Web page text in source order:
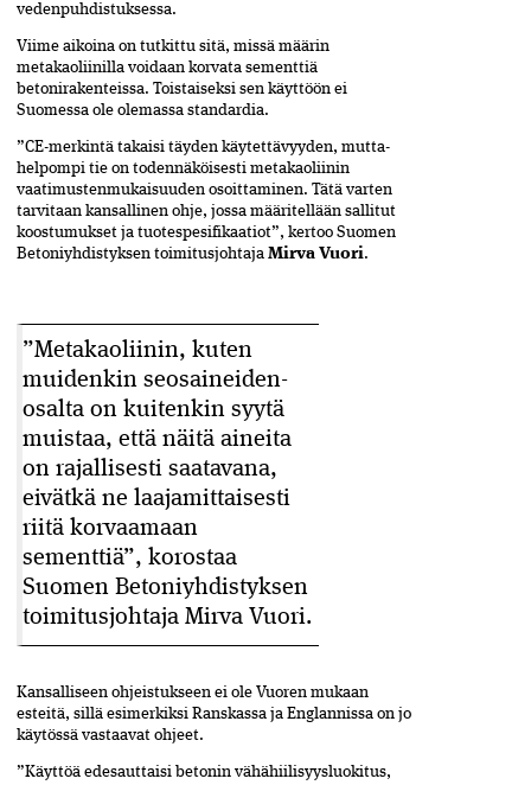
vedenpuhdistuksessa.
Viime aikoina on tutkittu sitä, missä määrin
metakaoliinilla voidaan korvata sementtiä
betonirakenteissa. Toistaiseksi sen käyttöön ei
Suomessa ole olemassa standardia.
”CE-merkintä takaisi täyden käytettävyyden, mutta­­­
helpompi tie on todennäköisesti metakaolii­nin
vaatimustenmukaisuuden osoittaminen. Tätä varten
tarvitaan kansallinen ohje, jossa määritellään sallitut
koostumukset ja tuotespesifikaatiot”, kertoo Suomen
Betoniyhdistyksen toimitusjohtaja Mirva Vuori.
”Metakaoliinin, kuten
muidenkin seos­aineiden­
osalta on kuitenkin syytä
muistaa, että näitä aineita
on rajallisesti­ saatavana,
eivätkä ne laajamittaisesti
riitä­ korvaamaan
sementtiä”, korostaa
Suomen Betoniyhdistyksen
toimitusjohtaja Mirva Vuori.
Kansalliseen ohjeistukseen ei ole Vuoren mukaan
esteitä, sillä esimerkiksi Ranskassa ja Englannissa on jo
käytössä vastaavat ohjeet.
”Käyttöä edesauttaisi betonin vähähiilisyysluokitus,